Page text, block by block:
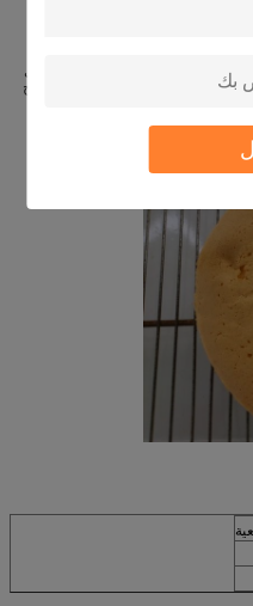
مقارنة بالمنتجات المماثلة في السوق ، فإن وقت الضرب لدينا أسرع بـ 30 ثانية ، ومعدل
لضمان أن الملاط ليس رقيقًا ، وسطح
للغاية.